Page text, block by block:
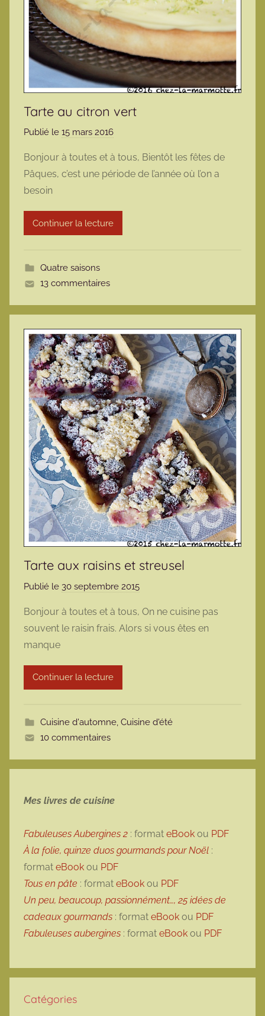
Tarte au citron vert
Publié le 15 mars 2016
r
m
r
Bonjour à toutes et à tous, Bientôt les fêtes de
Pâques, c’est une période de l’année où l’on a
besoin
Continuer la lecture
Quatre saisons
13 commentaires
Tarte aux raisins et streusel
Publié le 30 septembre 2015
m
t
Bonjour à toutes et à tous, On ne cuisine pas
souvent le raisin frais. Alors si vous êtes en
manque
Continuer la lecture
Cuisine d'automne, Cuisine d'été
10 commentaires
Mes livres de cuisine
Fabuleuses Aubergines 2 : format eBook ou PDF
À la folie, quinze duos gourmands pour Noël :
format eBook ou PDF
Tous en pâte : format eBook ou PDF
Un peu, beaucoup, passionnément…, 25 idées de
cadeaux gourmands : format eBook ou PDF
Fabuleuses aubergines : format eBook ou PDF
Catégories